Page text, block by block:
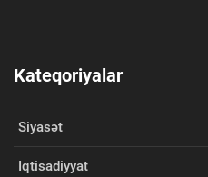
Kateqoriyalar
Siyasət
Iqtisadiyyat